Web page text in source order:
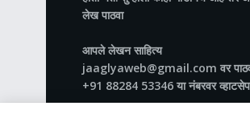
लेख पाठवा
आपले लेखन साहित्य
jaaglyaweb@gmail.com वर
+91 88284 53346 या नंबरवर